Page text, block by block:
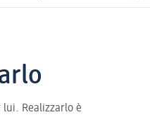
Realizzarlo è